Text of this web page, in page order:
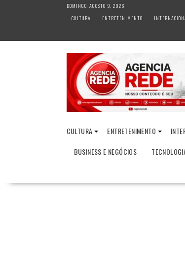
DOMINGO, AGOSTO 9, 2026
CULTURA
ENTRETENIMENTO
CULTURA ENTRETENIMENTO
BUSINESS E NEGÓCIOS